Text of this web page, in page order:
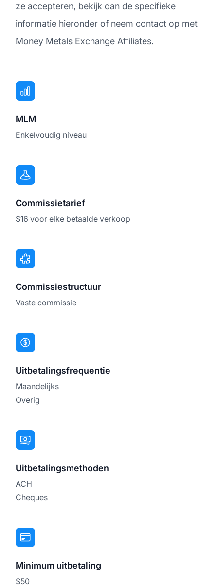
ze accepteren, bekijk dan de specifieke
informatie hieronder of neem contact op met
Money Metals Exchange Affiliates.
MLM
Enkelvoudig niveau
Commissietarief
$16 voor elke betaalde verkoop
Commissiestructuur
Vaste commissie
Uitbetalingsfrequentie
Maandelijks
Overig
Uitbetalingsmethoden
ACH
Cheques
Minimum uitbetaling
$50